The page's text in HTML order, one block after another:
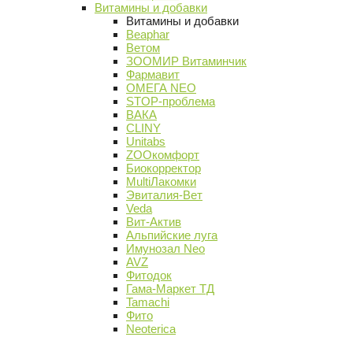
Витамины и добавки
Витамины и добавки
Beaphar
Ветом
ЗООМИР Витаминчик
Фармавит
ОМЕГА NEO
STOP-проблема
ВАКА
CLINY
Unitabs
ZOOкомфорт
Биокорректор
MultiЛакомки
Эвиталия-Вет
Veda
Вит-Актив
Альпийские луга
Имунозал Neo
AVZ
Фитодок
Гама-Маркет ТД
Tamachi
Фито
Neoterica